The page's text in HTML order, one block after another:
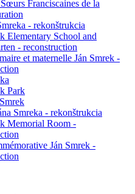
Franciscaines de la
- rekonštrukcia
Elementary School and
- reconstruction
et maternelle Ján Smrek -
Park
Smreka - rekonštrukcia
Memorial Room -
Ján Smrek -